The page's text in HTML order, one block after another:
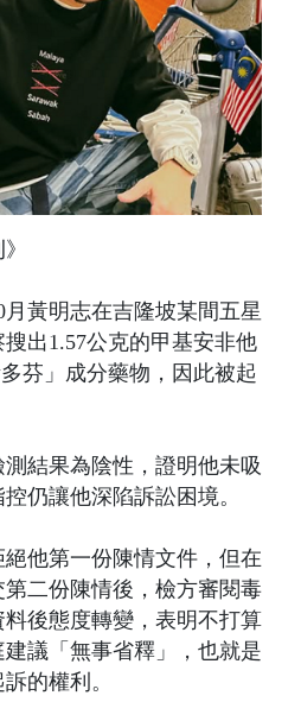
月黃明志在吉隆坡某間五星
出1.57公克的甲基安非他
芬」成分藥物，因此被起
結果為陰性，證明他未吸
仍讓他深陷訴訟困境。
他第一份陳情文件，但在
二份陳情後，檢方審閱毒
後態度轉變，表明不打算
議「無事省釋」，也就是
的權利。